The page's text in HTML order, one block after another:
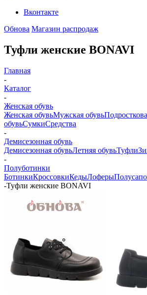
Вконтакте
Обнова Магазин распродаж
Туфли женские BONAVI
Главная
-
Каталог
-
Женская обувь
Женская обувьМужская обувь
обувьСумкиСредства
-
Демисезонная обувь
Демисезонная обувьЛетняя обувьТуфли
-
Полуботинки
БотинкиКроссовкиКедыЛоферы
-Туфли женские BONAVI